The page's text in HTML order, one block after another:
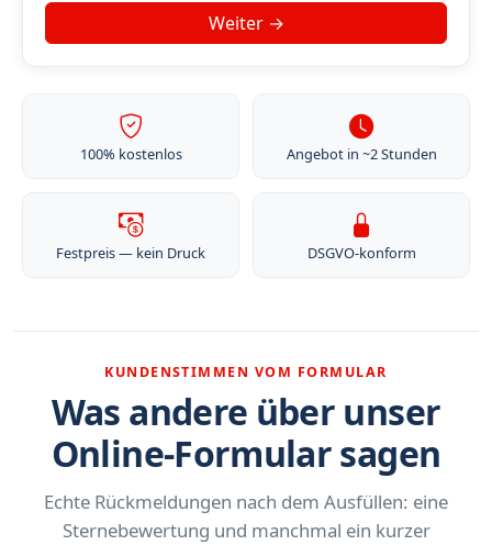
100% kostenlos Angebot in ~2 Stunden
Festpreis — kein Druck DSGVO-konform
KUNDENSTIMMEN VOM FORMULAR
Was andere über unser
Online-Formular sagen
Echte Rückmeldungen nach dem Ausfüllen: eine
Sternebewertung und manchmal ein kurzer